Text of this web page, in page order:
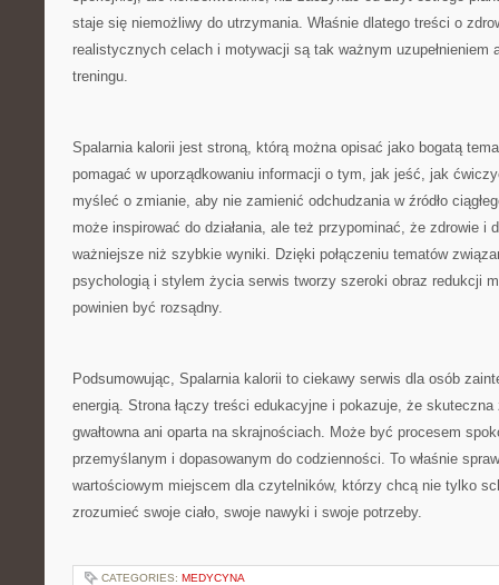
staje się niemożliwy do utrzymania. Właśnie dlatego treści o
realistycznych celach i motywacji są tak ważnym uzupełnieniem
treningu.
Spalarnia kalorii jest stroną, którą można opisać jako bogatą
pomagać w uporządkowaniu informacji o tym, jak jeść, jak
myśleć o zmianie, aby nie zamienić odchudzania w źródło
może inspirować do działania, ale też przypominać, że zdrowie i
ważniejsze niż szybkie wyniki. Dzięki połączeniu tematów
psychologią i stylem życia serwis tworzy szeroki obraz redukcji
powinien być rozsądny.
Podsumowując, Spalarnia kalorii to ciekawy serwis dla osób
energią. Strona łączy treści edukacyjne i pokazuje, że
gwałtowna ani oparta na skrajnościach. Może być procesem
przemyślanym i dopasowanym do codzienności. To właśnie
wartościowym miejscem dla czytelników, którzy chcą nie tylko
zrozumieć swoje ciało, swoje nawyki i swoje potrzeby.
CATEGORIES: MEDYCYNA